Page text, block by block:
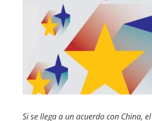
Si se llega a un acuerdo con China,